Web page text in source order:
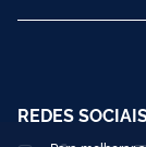
REDES